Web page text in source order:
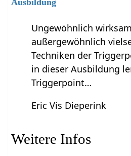
Ungewöhnlich
außergewöhnlich
Techniken der
in dieser Ausbildung
Triggerpoint…
Eric Vis Dieperink
Weitere Infos